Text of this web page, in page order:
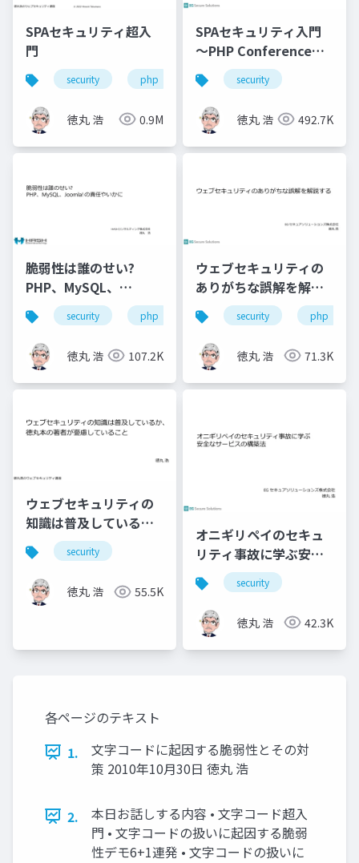
SPAセキュリティ超入
門
security php javascript
徳丸 浩 0.9M
SPAセキュリティ入門
～PHP Conference
Japan 2021
security
徳丸 浩 492.7K
脆弱性は誰のせい?
PHP、MySQL、
Joomla! の責任やいか
に
security php joomla! mysql
徳丸 浩 107.2K
ウェブセキュリティの
ありがちな誤解を解説
する
security php
徳丸 浩 71.3K
ウェブセキュリティの
知識は普及している
か、徳丸本の著者が憂
慮していること
security
徳丸 浩 55.5K
オニギリペイのセキュ
リティ事故に学ぶ安全
なサービスの構築法
security
徳丸 浩 42.3K
各ページのテキスト
1.
文字コードに起因する脆弱性とその対
策 2010年10月30日 徳丸 浩
2.
本日お話しする内容 • 文字コード超入
門 • 文字コードの扱いに起因する脆弱
性デモ6+1連発 • 文字コードの扱いに